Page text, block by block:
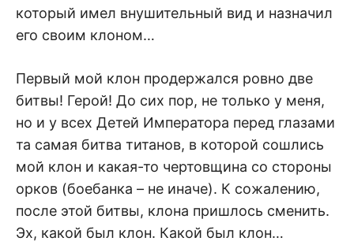
который имел внушительный вид и назначил
его своим клоном…
Первый мой клон продержался ровно две
битвы! Герой! До сих пор, не только у меня,
но и у всех Детей Императора перед глазами
та самая битва титанов, в которой сошлись
мой клон и какая-то чертовщина со стороны
орков (боебанка – не иначе). К сожалению,
после этой битвы, клона пришлось сменить.
Эх, какой был клон. Какой был клон…